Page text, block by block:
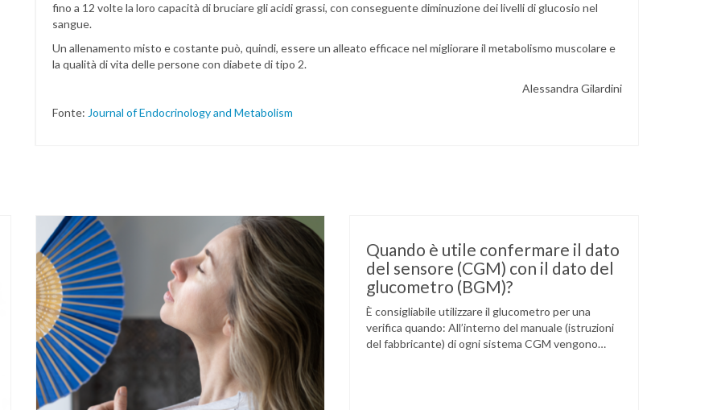
fino a 12 volte la loro capacità di bruciare gli acidi grassi, con conseguente diminuzione dei livelli di glucosio nel
sangue.
Un allenamento misto e costante può, quindi, essere un alleato efficace nel migliorare il metabolismo muscolare e
la qualità di vita delle persone con diabete di tipo 2.
Alessandra Gilardini
Fonte: Journal of Endocrinology and Metabolism
Quando è utile confermare il dato
del sensore (CGM) con il dato del
glucometro (BGM)?
È consigliabile utilizzare il glucometro per una
verifica quando: All’interno del manuale (istruzioni
del fabbricante) di ogni sistema CGM vengono